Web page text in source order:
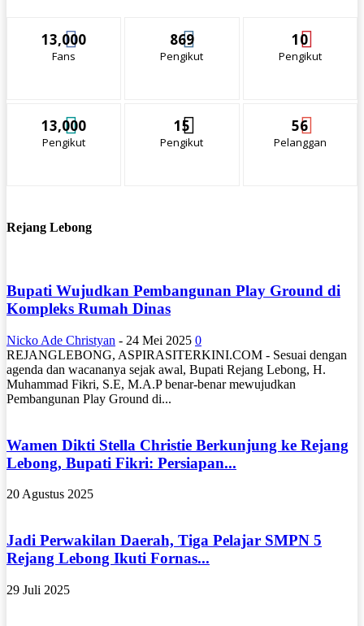
13,000
Fans
869
Pengikut
10
Pengikut
13,000
Pengikut
15
Pengikut
56
Pelanggan
Rejang Lebong
Bupati Wujudkan Pembangunan Play Ground di
Kompleks Rumah Dinas
Nicko Ade Christyan - 24 Mei 2025 0
REJANGLEBONG, ASPIRASITERKINI.COM - Sesuai dengan
agenda dan wacananya sejak awal, Bupati Rejang Lebong, H.
Muhammad Fikri, S.E, M.A.P benar-benar mewujudkan
Pembangunan Play Ground di...
Wamen Dikti Stella Christie Berkunjung ke Rejang
Lebong, Bupati Fikri: Persiapan...
20 Agustus 2025
Jadi Perwakilan Daerah, Tiga Pelajar SMPN 5
Rejang Lebong Ikuti Fornas...
29 Juli 2025